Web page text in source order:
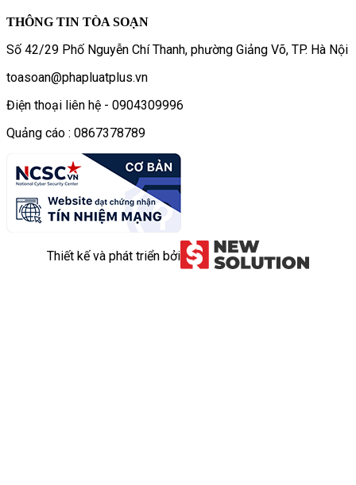
THÔNG TIN TÒA SOẠN
Số 42/29 Phố Nguyễn Chí Thanh, phường Giảng Võ, TP. Hà Nội
toasoan@phapluatplus.vn
Điện thoại liên hệ - 0904309996
Quảng cáo : 0867378789
Thiết kế và phát triển bởi